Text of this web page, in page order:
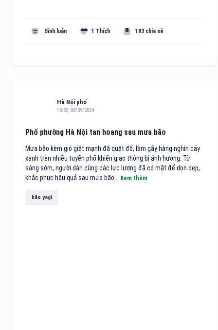
Bình luận 1 Thích 193 chia sẻ
Hà Nội phố
10:33, 08/09/2024
Phố phường Hà Nội tan hoang sau mưa bão
Mưa bão kèm gió giật mạnh đã quật đổ, làm gãy hàng nghìn cây
xanh trên nhiều tuyến phố khiến giao thông bị ảnh hưởng. Từ
sáng sớm, người dân cùng các lực lượng đã có mặt để dọn dẹp,
khắc phục hậu quả sau mưa bão... Xem thêm
bão yagi